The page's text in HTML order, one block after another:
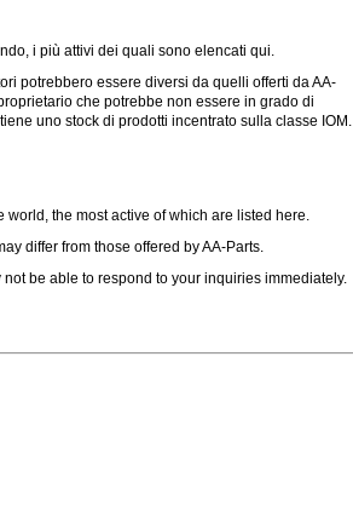
i più attivi dei quali sono elencati qui.
potrebbero essere diversi da quelli offerti da AA-
che potrebbe non essere in grado di
uno stock di prodotti incentrato sulla classe IOM.
the most active of which are listed here.
differ from those offered by AA-Parts.
be able to respond to your inquiries immediately.